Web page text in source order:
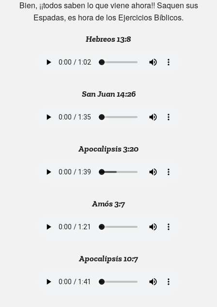
Bien, ¡¡todos saben lo que viene ahora!! Saquen sus
Espadas, es hora de los Ejercicios Bíblicos.
Hebreos 13:8
San Juan 14:26
Apocalipsis 3:20
Amós 3:7
Apocalipsis 10:7